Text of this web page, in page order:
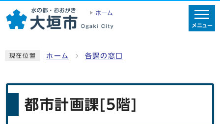
ホーム
メニュー
現在位置 ホーム 各課の窓口
都市計画課[5階]